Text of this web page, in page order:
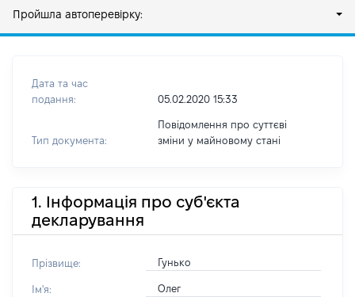
Пройшла автоперевірку:
Дата та час
подання:
05.02.2020 15:33
Тип документа:
Повідомлення про суттєві
зміни y майновому стані
1. Інформація про суб'єкта
декларування
Прізвище: Гунько
Ім'я: Олег